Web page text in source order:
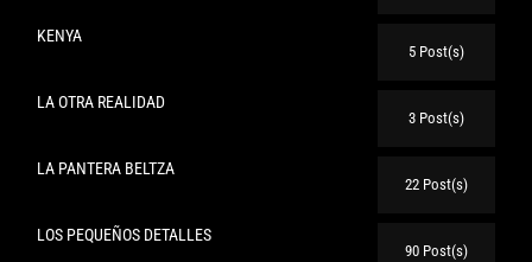
KENYA
5 Post(s)
LA OTRA REALIDAD
3 Post(s)
LA PANTERA BELTZA
22 Post(s)
LOS PEQUEÑOS DETALLES
90 Post(s)